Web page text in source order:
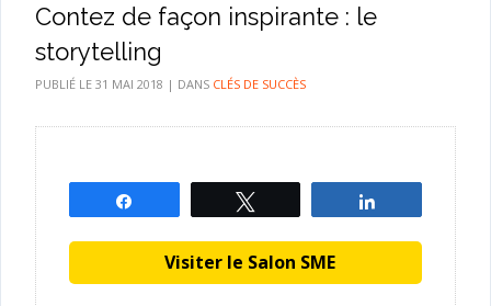
Contez de façon inspirante : le
storytelling
PUBLIÉ LE 31 MAI 2018 | DANS CLÉS DE SUCCÈS
Visiter le Salon SME